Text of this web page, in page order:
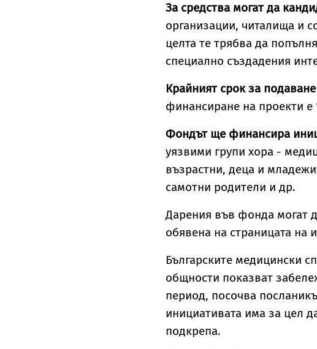
За средства могат да
организации, читалища и
целта те трябва да
специално създадения
Крайният срок за
финансиране на проекти е
Фондът ще финансира
уязвими групи хора -
възрастни, деца и
самотни родители и др.
Дарения във фонда могат
обявена на страницата на
Българските медицински
общности показват
период, посочва
инициативата има за цел
подкрепа.